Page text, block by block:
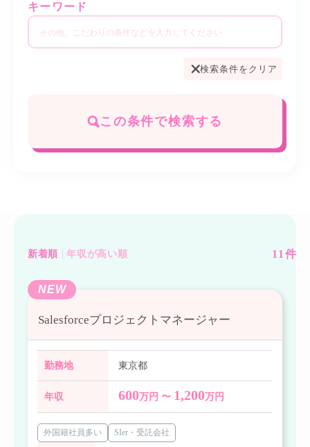
キーワード
検索条件をクリア
この条件で検索する
11 件
新着順 年収が高い順
NEW
Salesforceプロジェクトマネージャー
勤務地 東京都
年収 600万円 〜 1,200万円
外国籍社員多い SIer・受託会社